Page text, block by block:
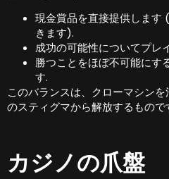
現金賞品を直接提供します
きます).
成功の可能性についてプレ
勝つことをほぼ不可能に
す.
このバランスは、クローマシン
のスティグマから解放するもので
カジノの爪盤